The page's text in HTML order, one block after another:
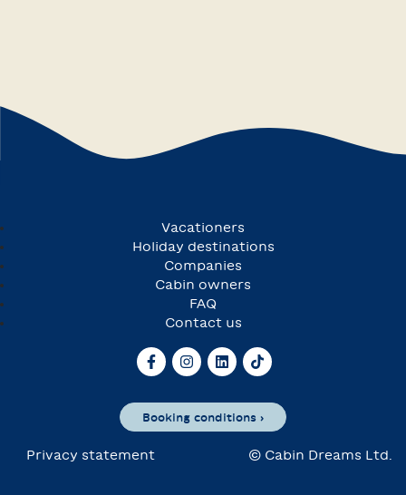
Vacationers
Holiday destinations
Companies
Cabin owners
FAQ
Contact us
Booking conditions ›
Privacy statement © Cabin Dreams Ltd.